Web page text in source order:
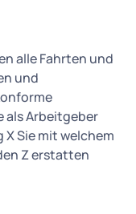
alle Fahrten und
und
als Arbeitgeber
Sie mit welchem
Z erstatten